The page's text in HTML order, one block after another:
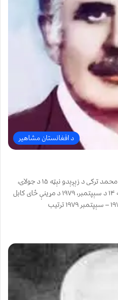
د افغانستان مشاهیر
نور محمد ترکی پېژنليک بشپړ نوم نور محمد ترکی د زېږېدو نېټه ۱۵ د جولای،
۱۹۱۳ د زېږېدنې ځای غزني د مړينې نېټه ۱۴ د سېپتمبر، ۱۹۷۹ د مړينې ځای کابل